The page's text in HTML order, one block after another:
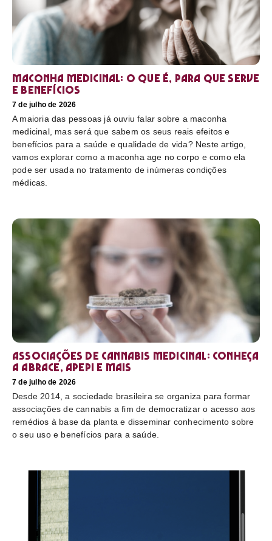
Maconha medicinal: O que é, para que serve
e benefícios
7 de julho de 2026
A maioria das pessoas já ouviu falar sobre a maconha
medicinal, mas será que sabem os seus reais efeitos e
benefícios para a saúde e qualidade de vida? Neste artigo,
vamos explorar como a maconha age no corpo e como ela
pode ser usada no tratamento de inúmeras condições
médicas.
Associações de cannabis medicinal: conheça
a Abrace, Apepi e mais
7 de julho de 2026
Desde 2014, a sociedade brasileira se organiza para formar
associações de cannabis a fim de democratizar o acesso aos
remédios à base da planta e disseminar conhecimento sobre
o seu uso e benefícios para a saúde.